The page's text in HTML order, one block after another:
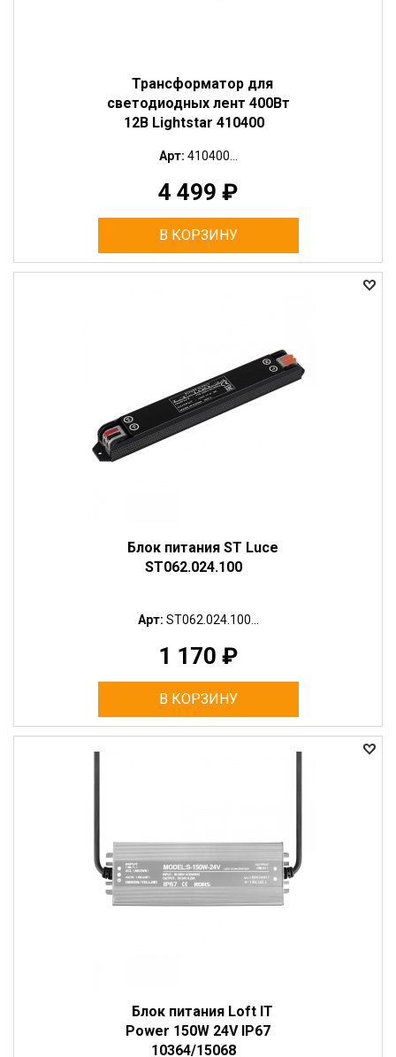
Трансформатор для
светодиодных лент 400Вт
12В Lightstar 410400
Арт: 410400...
4 499 ₽
В КОРЗИНУ
Блок питания ST Luce
ST062.024.100
Арт: ST062.024.100...
1 170 ₽
В КОРЗИНУ
Блок питания Loft IT
Power 150W 24V IP67
10364/15068